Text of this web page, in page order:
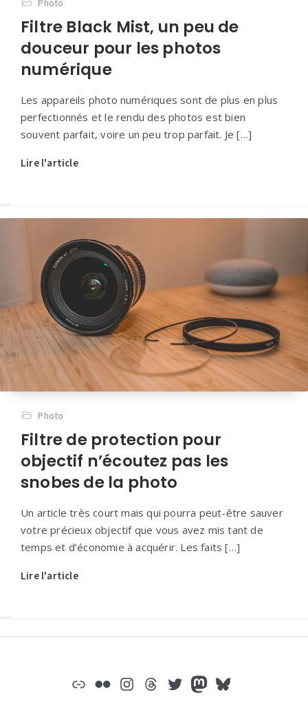
Photo
Filtre Black Mist, un peu de
douceur pour les photos
numérique
Les appareils photo numériques sont de plus en plus
perfectionnés et le rendu des photos est bien
souvent parfait, voire un peu trop parfait. Je […]
Lire l'article
Photo
Filtre de protection pour
objectif n’écoutez pas les
snobes de la photo
Un article très court mais qui pourra peut-être sauver
votre précieux objectif que vous avez mis tant de
temps et d’économie à acquérir. Les faits […]
Lire l'article
LienFlickrInstagram
Threads
Twitter
Mastodon
Bluesky